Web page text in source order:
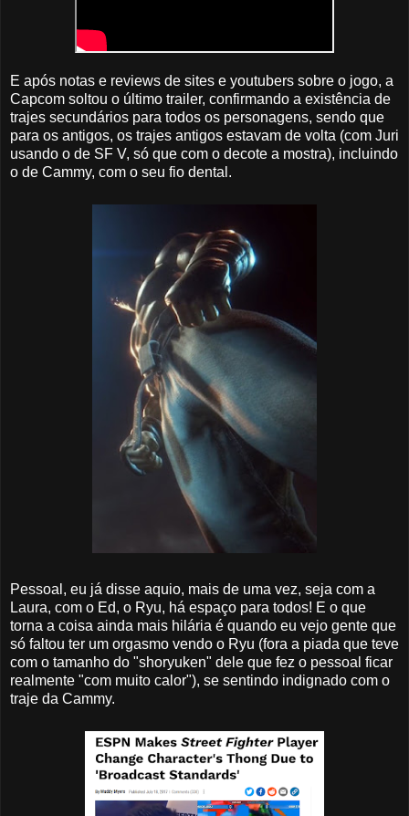
E após notas e reviews de sites e youtubers sobre o jogo, a
Capcom soltou o último trailer, confirmando a existência de
trajes secundários para todos os personagens, sendo que
para os antigos, os trajes antigos estavam de volta (com Juri
usando o de SF V, só que com o decote a mostra), incluindo
o de Cammy, com o seu fio dental.
Pessoal, eu já disse aquio, mais de uma vez, seja com a
Laura, com o Ed, o Ryu, há espaço para todos! E o que
torna a coisa ainda mais hilária é quando eu vejo gente que
só faltou ter um orgasmo vendo o Ryu (fora a piada que teve
com o tamanho do "shoryuken" dele que fez o pessoal ficar
realmente "com muito calor"), se sentindo indignado com o
traje da Cammy.